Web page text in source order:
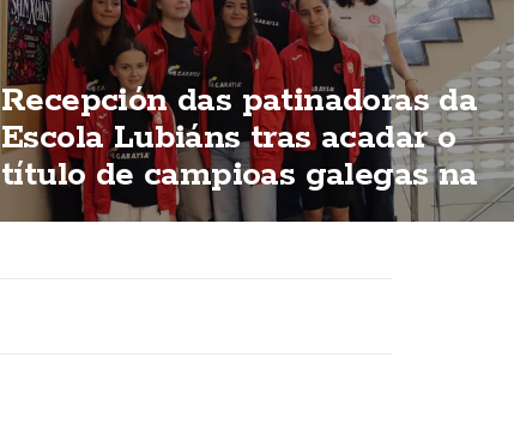
Recepción das patinadoras da
Escola Lubiáns tras acadar o
título de campioas galegas na
modalidas "ShoW"